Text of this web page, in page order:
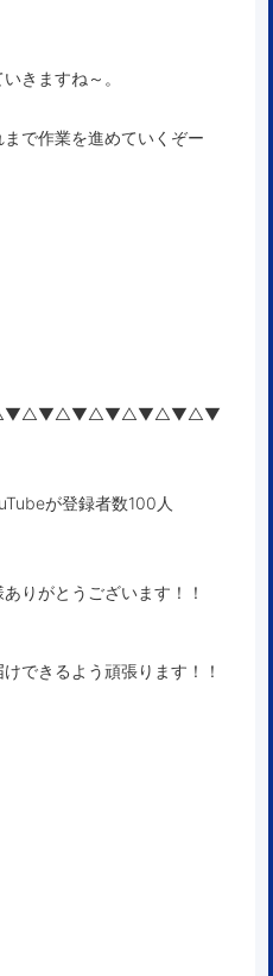
きますね～。
で作業を進めていくぞー
が登録者数100人
りがとうございます！！
できるよう頑張ります！！